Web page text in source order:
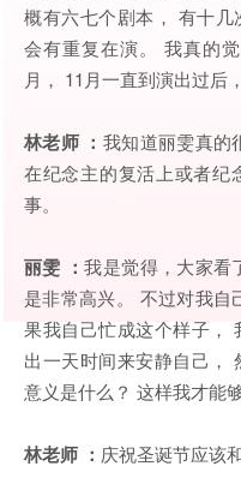
概有六七个剧本， 有十
会有重复在演。 我真的
月， 11月一直到演出过后
林老师 ： 我知道丽雯真的
在纪念主的复活上或者纪
事。
丽雯 ：我是觉得，大家看
是非常高兴。 不过对我自
果我自己忙成这个样子，
出一天时间来安静自己，
意义是什么？ 这样我才能
林老师 ： 庆祝圣诞节应该